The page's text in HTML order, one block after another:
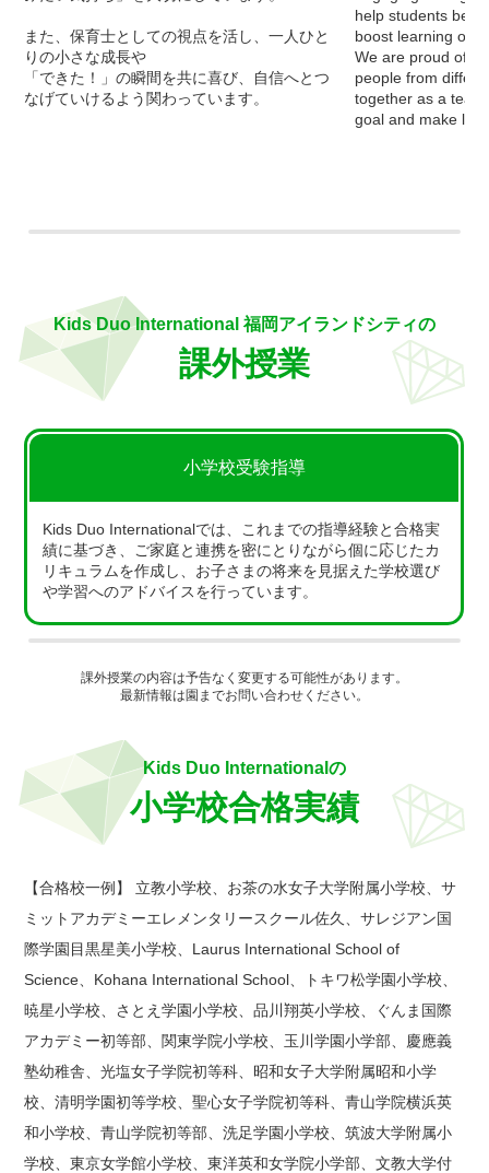
また、保育士としての視点を活し、一人ひと
りの小さな成長や
「できた！」の瞬間を共に喜び、自信へとつ
なげていけるよう関わっています。
help students
boost learning
We are proud of
people from
together as a
goal and make
Kids Duo International 福岡アイランドシティの
課外授業
小学校受験指導
Kids Duo Internationalでは、これまでの指導経験と合格実
績に基づき、ご家庭と連携を密にとりながら個に応じたカ
リキュラムを作成し、お子さまの将来を見据えた学校選び
や学習へのアドバイスを行っています。
課外授業の内容は予告なく変更する可能性があります。
最新情報は園までお問い合わせください。
Kids Duo Internationalの
小学校合格実績
【合格校一例】 立教小学校、お茶の水女子大学附属小学校、サ
ミットアカデミーエレメンタリースクール佐久、サレジアン国
際学園目黒星美小学校、Laurus International School of
Science、Kohana International School、トキワ松学園小学校、
暁星小学校、さとえ学園小学校、品川翔英小学校、ぐんま国際
アカデミー初等部、関東学院小学校、玉川学園小学部、慶應義
塾幼稚舎、光塩女子学院初等科、昭和女子大学附属昭和小学
校、清明学園初等学校、聖心女子学院初等科、青山学院横浜英
和小学校、青山学院初等部、洗足学園小学校、筑波大学附属小
学校、東京女学館小学校、東洋英和女学院小学部、文教大学付